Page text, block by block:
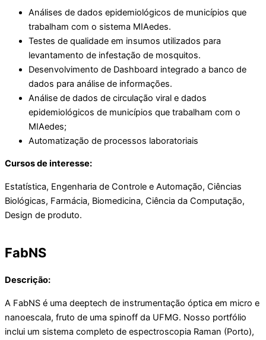
Análises de dados epidemiológicos de municípios que
trabalham com o sistema MIAedes.
Testes de qualidade em insumos utilizados para
levantamento de infestação de mosquitos.
Desenvolvimento de Dashboard integrado a banco de
dados para análise de informações.
Análise de dados de circulação viral e dados
epidemiológicos de municípios que trabalham com o
MIAedes;
Automatização de processos laboratoriais
Cursos de interesse:
Estatística, Engenharia de Controle e Automação, Ciências
Biológicas, Farmácia, Biomedicina, Ciência da Computação,
Design de produto.
FabNS
Descrição:
A FabNS é uma deeptech de instrumentação óptica em micro e
nanoescala, fruto de uma spinoff da UFMG. Nosso portfólio
inclui um sistema completo de espectroscopia Raman (Porto),